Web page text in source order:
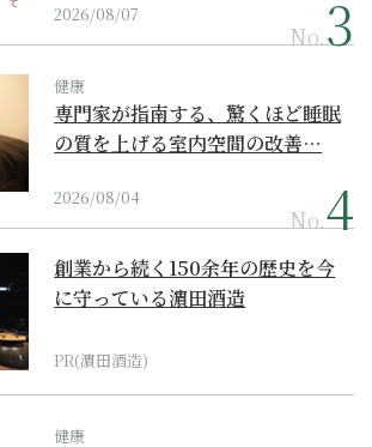
2026/08/07
No.
健康
専門家が指南する、驚くほど睡眠
の質を上げる室内空間の改善…
2026/08/04
No.
創業から続く150余年の歴史を今
に守っている濵田酒造
PR(濵田酒造)
健康